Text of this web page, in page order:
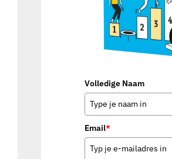
Volledige Naam
Email*